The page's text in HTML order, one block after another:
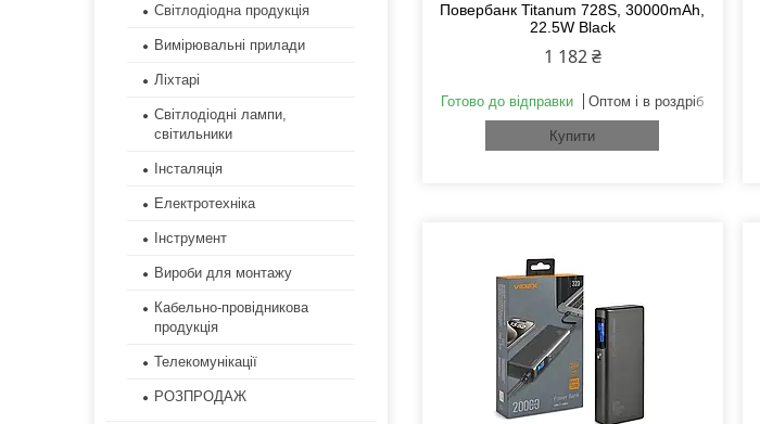
Повербанк Titanum 728S, 30000mAh,
22.5W Black
1 182 ₴
Готово до відправки Оптом і в роздріб
Купити
Світлодіодна продукція
Вимірювальні прилади
Ліхтарі
Світлодіодні лампи,
світильники
Інсталяція
Електротехніка
Інструмент
Вироби для монтажу
Кабельно-провідникова
продукція
Телекомунікації
РОЗПРОДАЖ